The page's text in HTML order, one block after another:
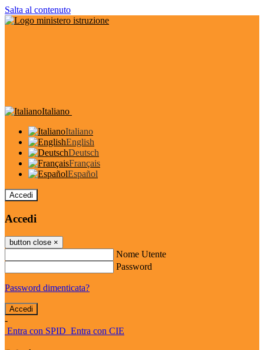
Salta al contenuto
Italiano
Italiano
English
Deutsch
Français
Español
Accedi
Accedi
button close ×
Nome Utente
Password
Password dimenticata?
-
Entra con SPID Entra con CIE